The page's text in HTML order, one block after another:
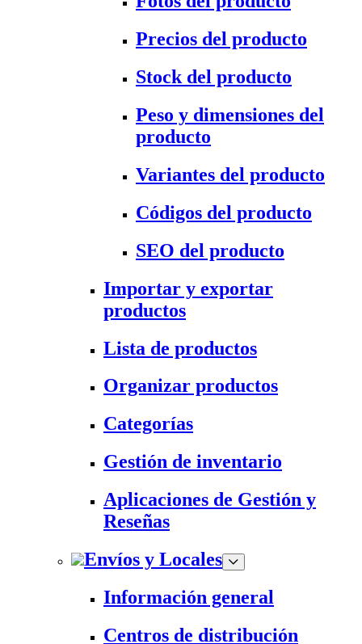
Precios del producto
Stock del producto
Peso y dimensiones del
producto
Variantes del producto
Códigos del producto
SEO del producto
Importar y exportar
productos
Lista de productos
Organizar productos
Categorías
Gestión de inventario
Aplicaciones de Gestión y
Reseñas
Envíos y Locales
Información general
Centros de distribución